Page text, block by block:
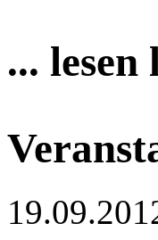
... lesen